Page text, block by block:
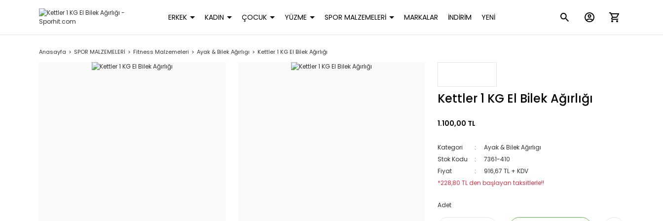
ERKEK KADIN ÇOCUK YÜZME SPOR MALZEMELERİ MARKALAR İNDİRİM YENİ
Anasayfa SPOR MALZEMELERİ Fitness Malzemeleri Ayak & Bilek Ağırlıgı Kettler 1 KG El Bilek Ağırlığı
Kettler 1 KG El Bilek Ağırlığı
1.100,00 TL
Kategori
Ayak & Bilek Ağırlıgı
Stok Kodu
7361-410
Fiyat
916,67 TL + KDV
*228,80 TL den başlayan taksitlerle!!
Adet